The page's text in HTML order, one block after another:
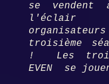
se
l'éclair
troisième
! Les
EVEN se